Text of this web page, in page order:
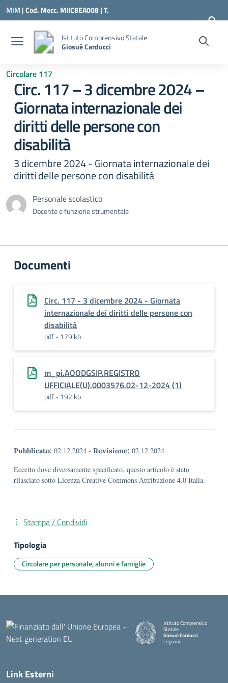
Vai ai contenuti
Vai al menu di navigazione
Vai al footer
MIM |Cod. Mecc. MIIC8EA008 | T.
0331547307 |
Istituto Comprensivo Statale
Giosuè Carducci
Circolare 117
Circ. 117 – 3 dicembre 2024 –
Giornata internazionale dei
diritti delle persone con
disabilità
3 dicembre 2024 - Giornata internazionale dei
diritti delle persone con disabilità
Personale scolastico
Docente e funzione strumentale
Documenti
Circ. 117 - 3 dicembre 2024 - Giornata
internazionale dei diritti delle persone con
disabilità
pdf - 179 kb
m_pi.AOODGSIP.REGISTRO
UFFICIALE(U).0003576.02-12-2024 (1)
pdf - 192 kb
Pubblicato: 02.12.2024 - Revisione: 02.12.2024
Eccetto dove diversamente specificato, questo articolo è stato
rilasciato sotto Licenza Creative Commons Attribuzione 4.0 Italia.
Stampa / Condividi
Tipologia
Circolare per personale, alunni e famiglie
Istituto Comprensivo
Statale
Giosuè Carducci
Legnano
Link Esterni